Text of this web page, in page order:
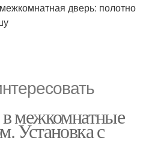
дверь: полотно
в межкомнатные
Установка с